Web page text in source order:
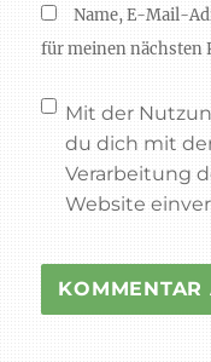
Name, E-Mail-
für meinen nächsten
Mit der
du dich mit
Verarbeitung
Website